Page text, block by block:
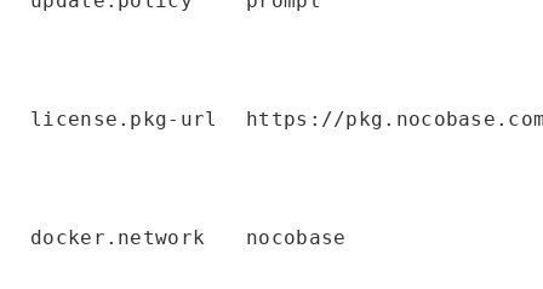
license.pkg-url https://
docker.network nocobase